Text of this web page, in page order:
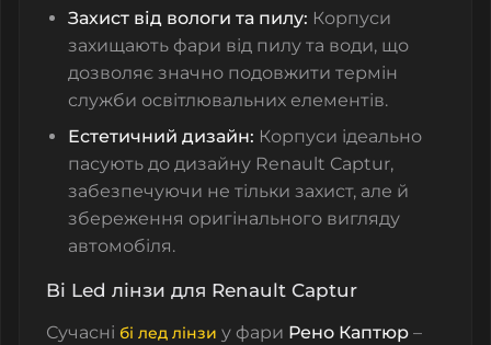
Захист від вологи та пилу: Корпуси
захищають фари від пилу та води, що
дозволяє значно подовжити термін
служби освітлювальних елементів.
Естетичний дизайн: Корпуси ідеально
пасують до дизайну Renault Captur,
забезпечуючи не тільки захист, але й
збереження оригінального вигляду
автомобіля.
Bi Led лінзи для Renault Captur
Сучасні бі лед лінзи у фари Рено Каптюр –